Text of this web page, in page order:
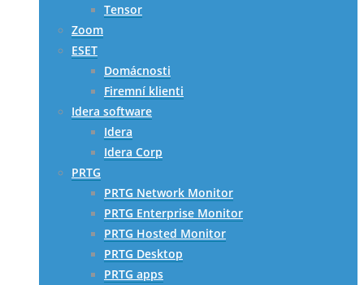
Tensor
Zoom
ESET
Domácnosti
Firemní klienti
Idera software
Idera
Idera Corp
PRTG
PRTG Network Monitor
PRTG Enterprise Monitor
PRTG Hosted Monitor
PRTG Desktop
PRTG apps